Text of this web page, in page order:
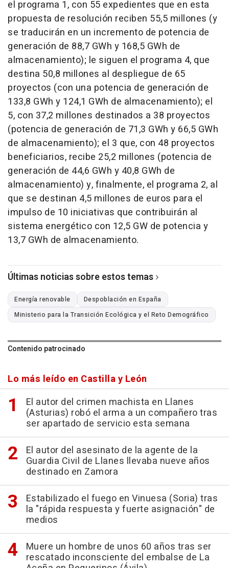
el programa 1, con 55 expedientes que en esta
propuesta de resolución reciben 55,5 millones (y
se traducirán en un incremento de potencia de
generación de 88,7 GWh y 168,5 GWh de
almacenamiento); le siguen el programa 4, que
destina 50,8 millones al despliegue de 65
proyectos (con una potencia de generación de
133,8 GWh y 124,1 GWh de almacenamiento); el
5, con 37,2 millones destinados a 38 proyectos
(potencia de generación de 71,3 GWh y 66,5 GWh
de almacenamiento); el 3 que, con 48 proyectos
beneficiarios, recibe 25,2 millones (potencia de
generación de 44,6 GWh y 40,8 GWh de
almacenamiento) y, finalmente, el programa 2, al
que se destinan 4,5 millones de euros para el
impulso de 10 iniciativas que contribuirán al
sistema energético con 12,5 GW de potencia y
13,7 GWh de almacenamiento.
Últimas noticias sobre estos temas
Energía renovable
Despoblación en España
Ministerio para la Transición Ecológica y el Reto Demográfico
Contenido patrocinado
Lo más leído en Castilla y León
El autor del crimen machista en Llanes
(Asturias) robó el arma a un compañero tras
ser apartado de servicio esta semana
El autor del asesinato de la agente de la
Guardia Civil de Llanes llevaba nueve años
destinado en Zamora
Estabilizado el fuego en Vinuesa (Soria) tras
la "rápida respuesta y fuerte asignación" de
medios
Muere un hombre de unos 60 años tras ser
rescatado inconsciente del embalse de La